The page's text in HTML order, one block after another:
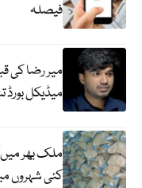
فیصلہ
میر رضا کی
میڈیکل
ملک بھر
کئی شہروں میں 20 کلو تھیلا 100 روپے